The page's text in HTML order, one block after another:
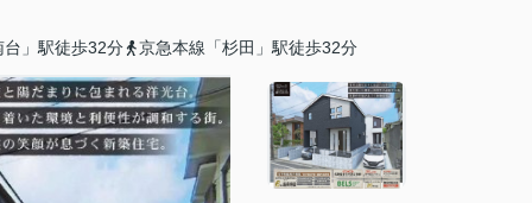
」駅徒歩32分 京急本線「杉田」駅徒歩32分